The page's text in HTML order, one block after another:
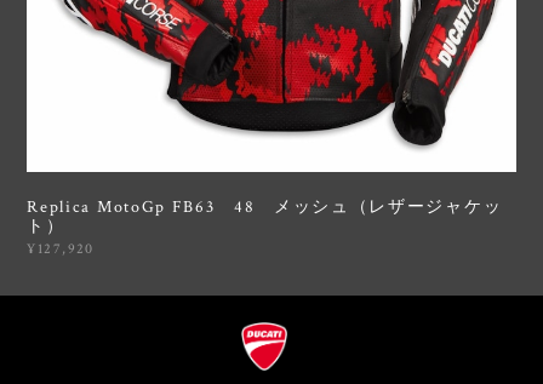
Replica MotoGp FB63 48 メッシュ（レザージャケッ
ト）
¥127,920